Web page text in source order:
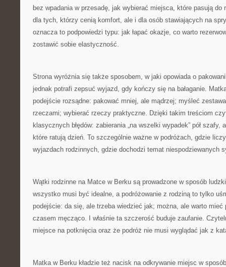
bez wpadania w przesadę, jak wybierać miejsca, które pasują do
dla tych, którzy cenią komfort, ale i dla osób stawiających na
oznacza to podpowiedzi typu: jak łapać okazje, co warto
zostawić sobie elastyczność.
Strona wyróżnia się także sposobem, w jaki opowiada o
jednak potrafi zepsuć wyjazd, gdy kończy się na bałaganie.
podejście rozsądne: pakować mniej, ale mądrzej; myśleć
rzeczami; wybierać rzeczy praktyczne. Dzięki takim treściom
klasycznych błędów: zabierania „na wszelki wypadek” pół szafy,
które ratują dzień. To szczególnie ważne w podróżach, gdzie
wyjazdach rodzinnych, gdzie dochodzi temat niespodziewanych
Wątki rodzinne na Matce w Berku są prowadzone w sposób
wszystko musi być idealne, a podróżowanie z rodziną to tylko
podejście: da się, ale trzeba wiedzieć jak; można, ale warto mieć
czasem męcząco. I właśnie ta szczerość buduje zaufanie.
miejsce na potknięcia oraz że podróż nie musi wyglądać jak z
Matka w Berku kładzie też nacisk na odkrywanie miejsc w